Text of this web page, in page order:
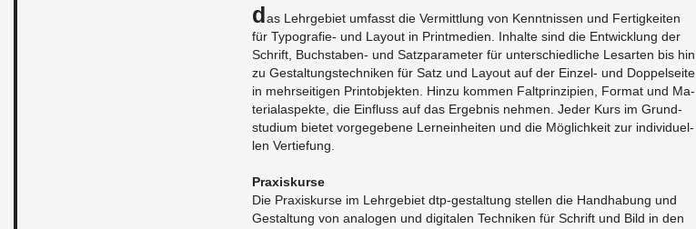
Das Lehr­ge­biet um­fasst die Ver­mitt­lung von Kennt­nis­sen und Fer­tig­kei­ten
für Ty­po­gra­fie- und Lay­out in Print­me­di­en. In­hal­te sind die Ent­wick­lung der
Schrift, Buch­sta­ben- und Satz­pa­ra­me­ter für un­ter­schied­li­che Les­ar­ten bis hin
zu Ge­stal­tungs­tech­ni­ken für Satz und Lay­out auf der Ein­zel- und Dop­pel­sei­te
in mehr­sei­ti­gen Print­ob­jek­ten. Hinzu kom­men Falt­prin­zi­pi­en, For­mat und Ma­
te­ri­al­as­pek­te, die Ein­fluss auf das Er­geb­nis neh­men. Jeder Kurs im Grund­
stu­di­um bie­tet vor­ge­ge­be­ne Ler­nein­hei­ten und die Mög­lich­keit zur in­di­vi­du­el­
len Ver­tie­fung.
Pra­xis­kur­se
Die Pra­xis­kur­se im Lehr­ge­biet dtp-ge­stal­tung stel­len die Hand­ha­bung und
Ge­stal­tung von ana­lo­gen und di­gi­ta­len Tech­ni­ken für Schrift und Bild in den